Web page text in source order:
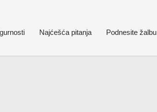
Najćešća pitanja Podnesite žalbu